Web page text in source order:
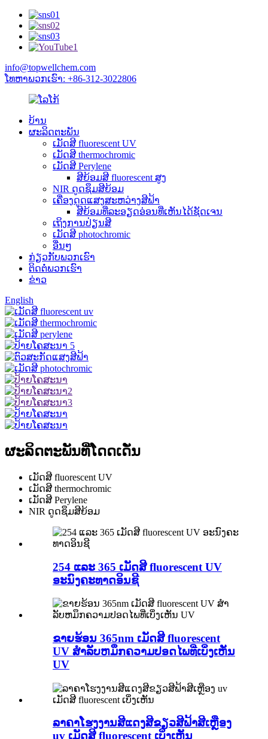
info@topwellchem.com
ໂທຫາພວກເຮົາ: +86-312-3022806
ບ້ານ
ຜະລິດຕະພັນ
ເມັດສີ fluorescent UV
ເມັດສີ thermochromic
ເມັດສີ Perylene
ສີຍ້ອມສີ fluorescent ສູງ
NIR ດູດຊຶມສີຍ້ອມ
ເຄື່ອງດູດແສງສະຫວ່າງສີຟ້າ
ສີຍ້ອມທີ່ລະອຽດອ່ອນທີ່ເຫັນໄດ້ຊັດເຈນ
ເຖິງການປ່ຽນສີ
ເມັດສີ photochromic
ອື່ນໆ
ກ່ຽວ​ກັບ​ພວກ​ເຮົາ
ຕິດ​ຕໍ່​ພວກ​ເຮົາ
ຂ່າວ
English
ຜະລິດຕະພັນທີ່ໂດດເດັ່ນ
ເມັດສີ fluorescent UV
ເມັດສີ thermochromic
ເມັດສີ Perylene
NIR ດູດຊຶມສີຍ້ອມ
254 ແລະ 365 ເມັດສີ fluorescent UV
ອະນົງຄະທາດອິນຊີ
ຂາຍຮ້ອນ 365nm ເມັດສີ fluorescent
UV ສໍາລັບຫມຶກຄວາມປອດໄພທີ່ເບິ່ງເຫັນ
UV
ລາຄາໂຮງງານສີແດງສີຂຽວສີຟ້າສີເຫຼືອງ
uv ເມັດສີ fluorescent ເບິ່ງເຫັນ